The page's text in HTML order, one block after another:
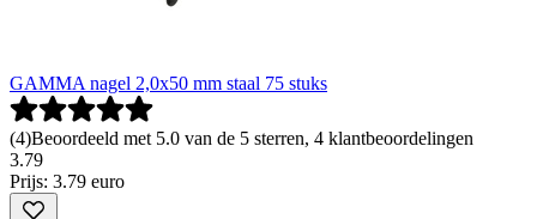
GAMMA nagel 2,0x50 mm staal 75 stuks
(4)Beoordeeld met 5.0 van de 5 sterren, 4 klantbeoordelingen
3.79
Prijs: 3.79 euro